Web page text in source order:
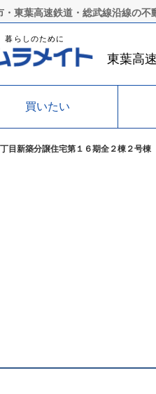
東葉高速鉄道・総武線沿線の不
らしのために
東葉高
買いたい
目新築分譲住宅第１６期全２棟２号棟